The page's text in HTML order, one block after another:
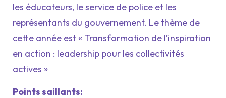
les éducateurs, le service de police et les
représentants du gouvernement. Le thème de
cette année est « Transformation de l’inspiration
en action : leadership pour les collectivités
actives »
Points saillants: